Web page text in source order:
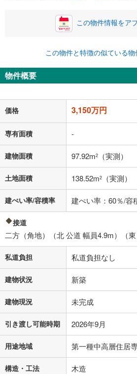
0円
ナス時の増額分（1回分）を入力して
ボーナス払いの限度額は金融機関に
閉じる
月々の返済額
上、ご自身での入力をお願いいたします。初
る値は、実際の金融機関等における貸出金
の金融機関等における貸出金利を何ら保証す
適用した場合の計算結果を表示しています。
その他月額費用や、初期費用がかかります。
借り入れの際は各金融機関等に、必ずご自
す。
条件によってお借り入れができないことがあ
不動産会社に購入相談
閉じる
この物件情報をア
この物件と特徴の似ている
物件概要
価格 3,150万円
専有面積 -
建物面積 97.92m2 （実測）
土地面積 138.52m2 （実測）
建ぺい率/容積率 建ぺい率：60％/容
接道
二方（角地）（北 公道 幅員4.9m）（東
私道負担 私道負担なし
建物状況 新築
建物現況 未完成
引き渡し可能時期 2026年9月
用途地域 第一種中高層住居
構造・工法 木造